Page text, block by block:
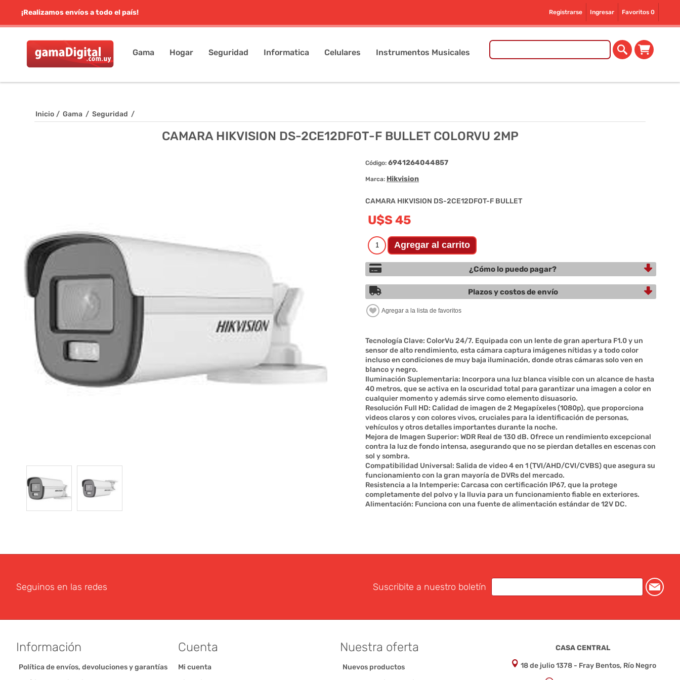
Registrarse Ingresar Favoritos 0
¡Realizamos envíos a todo el país!
Gama Hogar Seguridad Informatica Celulares Instrumentos Musicales
Inicio / Gama / Seguridad /
CAMARA HIKVISION DS-2CE12DFOT-F BULLET COLORVU 2MP
Código: 6941264044857
Marca: Hikvision
CAMARA HIKVISION DS-2CE12DFOT-F BULLET
U$S 45
¿Cómo lo puedo pagar?
Plazos y costos de envío
Tecnología Clave: ColorVu 24/7. Equipada con un lente de gran apertura F1.0 y un
sensor de alto rendimiento, esta cámara captura imágenes nítidas y a todo color
incluso en condiciones de muy baja iluminación, donde otras cámaras solo ven en
blanco y negro.
Iluminación Suplementaria: Incorpora una luz blanca visible con un alcance de hasta
40 metros, que se activa en la oscuridad total para garantizar una imagen a color en
cualquier momento y además sirve como elemento disuasorio.
Resolución Full HD: Calidad de imagen de 2 Megapíxeles (1080p), que proporciona
videos claros y con colores vivos, cruciales para la identificación de personas,
vehículos y otros detalles importantes durante la noche.
Mejora de Imagen Superior: WDR Real de 130 dB. Ofrece un rendimiento excepcional
contra la luz de fondo intensa, asegurando que no se pierdan detalles en escenas con
sol y sombra.
Compatibilidad Universal: Salida de video 4 en 1 (TVI/AHD/CVI/CVBS) que asegura su
funcionamiento con la gran mayoría de DVRs del mercado.
Resistencia a la Intemperie: Carcasa con certificación IP67, que la protege
completamente del polvo y la lluvia para un funcionamiento fiable en exteriores.
Alimentación: Funciona con una fuente de alimentación estándar de 12V DC.
Seguinos en las redes Suscribite a nuestro boletín
Información
Política de envíos, devoluciones y garantías
Cuenta
Mi cuenta
Nuestra oferta
Nuevos productos
CASA CENTRAL
18 de julio 1378 - Fray Bentos, Río Negro